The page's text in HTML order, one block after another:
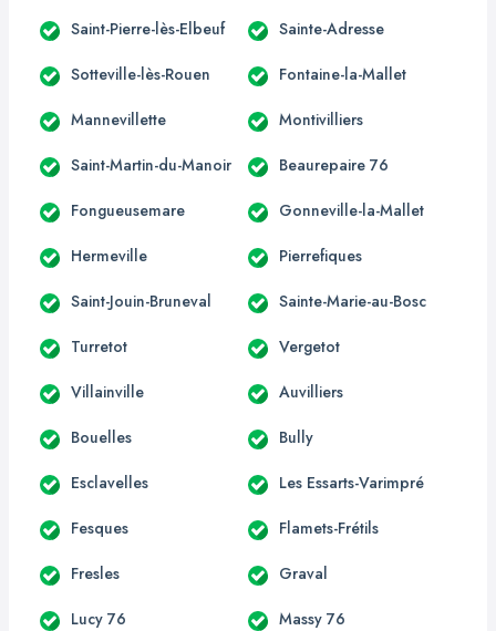
Saint-Pierre-lès-Elbeuf Sainte-Adresse
Sotteville-lès-Rouen Fontaine-la-Mallet
Mannevillette Montivilliers
Saint-Martin-du-Manoir Beaurepaire 76
Fongueusemare Gonneville-la-Mallet
Hermeville Pierrefiques
Saint-Jouin-Bruneval Sainte-Marie-au-Bosc
Turretot Vergetot
Villainville Auvilliers
Bouelles Bully
Esclavelles Les Essarts-Varimpré
Fesques Flamets-Frétils
Fresles Graval
Lucy 76 Massy 76